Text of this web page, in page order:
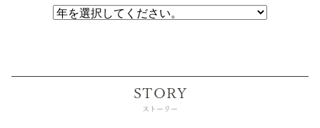
STORY
ストーリー